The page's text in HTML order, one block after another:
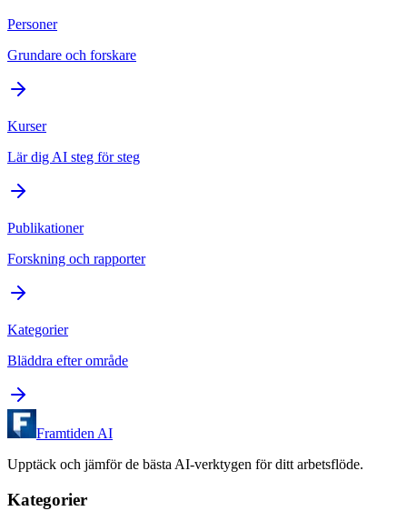
Personer
Grundare och forskare
Kurser
Lär dig AI steg för steg
Publikationer
Forskning och rapporter
Kategorier
Bläddra efter område
Framtiden AI
Upptäck och jämför de bästa AI-verktygen för ditt arbetsflöde.
Kategorier